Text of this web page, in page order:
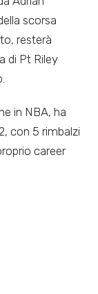
scorsa
resterà
di Pt Riley
in NBA, ha
con 5 rimbalzi
career